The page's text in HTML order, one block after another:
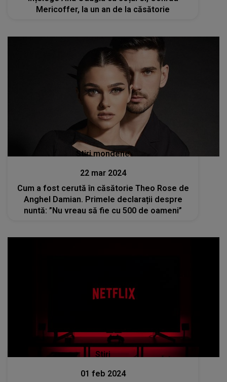
Mericoffer, la un an de la căsătorie
Stiri mondene
22 mar 2024
Cum a fost cerută în căsătorie Theo Rose de
Anghel Damian. Primele declarații despre
nuntă: ”Nu vreau să fie cu 500 de oameni”
Stiri
01 feb 2024